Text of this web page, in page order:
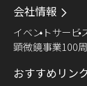
会社情報
イベントサービ
顕微鏡事業100
おすすめリン